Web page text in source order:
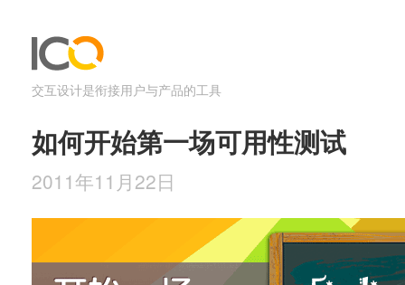
交互设计是衔接用户与产品的工具
如何开始第一场可用性测试
2011年11月22日